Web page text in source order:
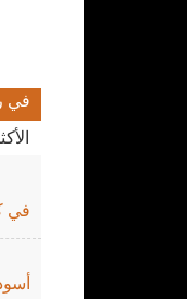
في
في